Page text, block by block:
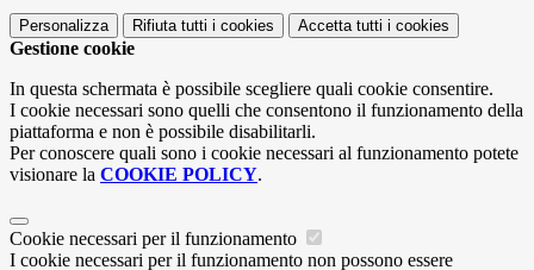
Personalizza Rifiuta tutti i cookies Accetta tutti i cookies
Gestione cookie
In questa schermata è possibile scegliere quali cookie consentire.
I cookie necessari sono quelli che consentono il funzionamento della
piattaforma e non è possibile disabilitarli.
Per conoscere quali sono i cookie necessari al funzionamento potete
visionare la COOKIE POLICY.
Cookie necessari per il funzionamento
I cookie necessari per il funzionamento non possono essere